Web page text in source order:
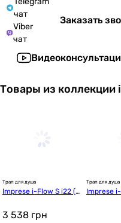
чат
Viber
чат
Заказать
Товары из коллекции
Трап для душа
Imprese i-Flow S i22 (d
3 538 грн
Трап для душа
Imprese